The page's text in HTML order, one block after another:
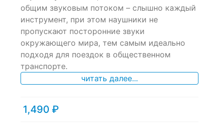
общим звуковым потоком – слышно каждый
инструмент, при этом наушники не
пропускают посторонние звуки
окружающего мира, тем самым идеально
подходя для поездок в общественном
транспорте.
читать далее...
1,490 ₽